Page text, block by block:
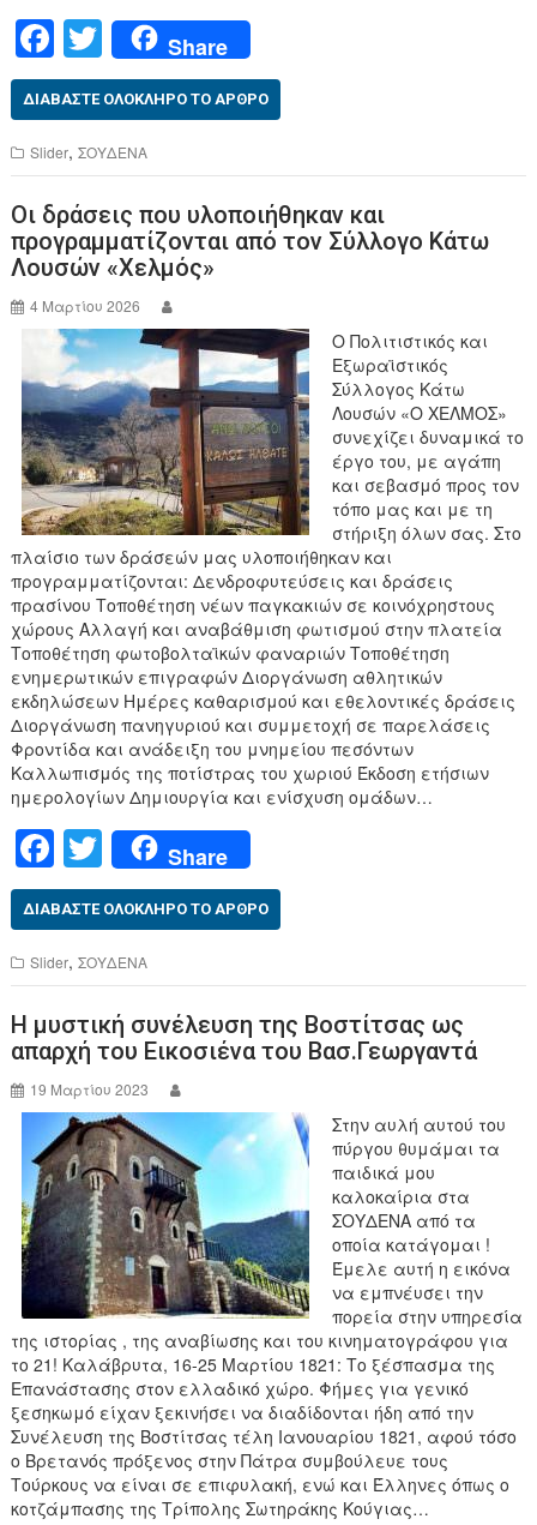
F
a
c
e
b
o
o
k
T
wi
tt
er
Share
ΔΙΑΒΆΣΤΕ ΟΛΌΚΛΗΡΟ ΤΟ ΆΡΘΡΟ
Slider,ΣΟΥΔΕΝΑ
Οι δράσεις που υλοποιήθηκαν και
προγραμματίζονται από τον Σύλλογο Κάτω
Λουσών «Χελμός»
4 Μαρτίου 2026
Ο Πολιτιστικός και
Εξωραϊστικός
Σύλλογος Κάτω
Λουσών «Ο ΧΕΛΜΟΣ»
συνεχίζει δυναμικά το
έργο του, με αγάπη
και σεβασμό προς τον
τόπο μας και με τη
στήριξη όλων σας. Στο
πλαίσιο των δράσεών μας υλοποιήθηκαν και
προγραμματίζονται: Δενδροφυτεύσεις και δράσεις
πρασίνου Τοποθέτηση νέων παγκακιών σε κοινόχρηστους
χώρους Αλλαγή και αναβάθμιση φωτισμού στην πλατεία
Τοποθέτηση φωτοβολταϊκών φαναριών Τοποθέτηση
ενημερωτικών επιγραφών Διοργάνωση αθλητικών
εκδηλώσεων Ημέρες καθαρισμού και εθελοντικές δράσεις
Διοργάνωση πανηγυριού και συμμετοχή σε παρελάσεις
Φροντίδα και ανάδειξη του μνημείου πεσόντων
Καλλωπισμός της ποτίστρας του χωριού Έκδοση ετήσιων
ημερολογίων Δημιουργία και ενίσχυση ομάδων…
F
a
c
e
b
o
o
k
T
wi
tt
er
Share
ΔΙΑΒΆΣΤΕ ΟΛΌΚΛΗΡΟ ΤΟ ΆΡΘΡΟ
Slider,ΣΟΥΔΕΝΑ
Η μυστική συνέλευση της Βοστίτσας ως
απαρχή του Εικοσιένα του Βασ.Γεωργαντά
19 Μαρτίου 2023
Στην αυλή αυτού του
πύργου θυμάμαι τα
παιδικά μου
καλοκαίρια στα
ΣΟΥΔΕΝΑ από τα
οποία κατάγομαι !
Έμελε αυτή η εικόνα
να εμπνέυσει την
πορεία στην υπηρεσία
της ιστορίας , της αναβίωσης και του κινηματογράφου για
το 21! Καλάβρυτα, 16-25 Μαρτίου 1821: Το ξέσπασμα της
Επανάστασης στον ελλαδικό χώρο. Φήμες για γενικό
ξεσηκωμό είχαν ξεκινήσει να διαδίδονται ήδη από την
Συνέλευση της Βοστίτσας τέλη Ιανουαρίου 1821, αφού τόσο
ο Βρετανός πρόξενος στην Πάτρα συμβούλευε τους
Τούρκους να είναι σε επιφυλακή, ενώ και Έλληνες όπως ο
κοτζάμπασης της Τρίπολης Σωτηράκης Κούγιας…